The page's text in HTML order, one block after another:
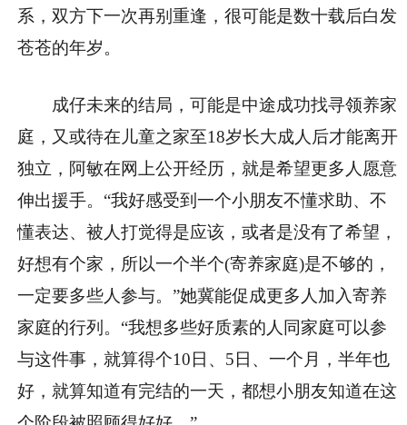
系，双方下一次再别重逢，很可能是数十载后白发
苍苍的年岁。
成仔未来的结局，可能是中途成功找寻领养家
庭，又或待在儿童之家至18岁长大成人后才能离开
独立，阿敏在网上公开经历，就是希望更多人愿意
伸出援手。“我好感受到一个小朋友不懂求助、不
懂表达、被人打觉得是应该，或者是没有了希望，
好想有个家，所以一个半个(寄养家庭)是不够的，
一定要多些人参与。”她冀能促成更多人加入寄养
家庭的行列。“我想多些好质素的人同家庭可以参
与这件事，就算得个10日、5日、一个月，半年也
好，就算知道有完结的一天，都想小朋友知道在这